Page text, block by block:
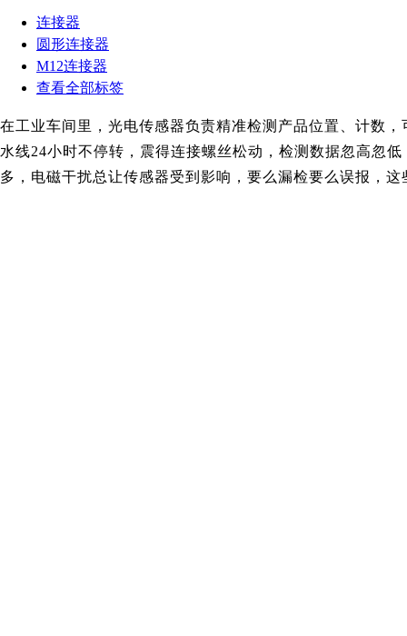
连接器
圆形连接器
M12连接器
查看全部标签
在工业车间里，光电传感器负责精准检测产品位置、计数
水线24小时不停转，震得连接螺丝松动 ，检测数据忽高忽
多，电磁干扰总让传感器受到影响 ，要么漏检要么误报，